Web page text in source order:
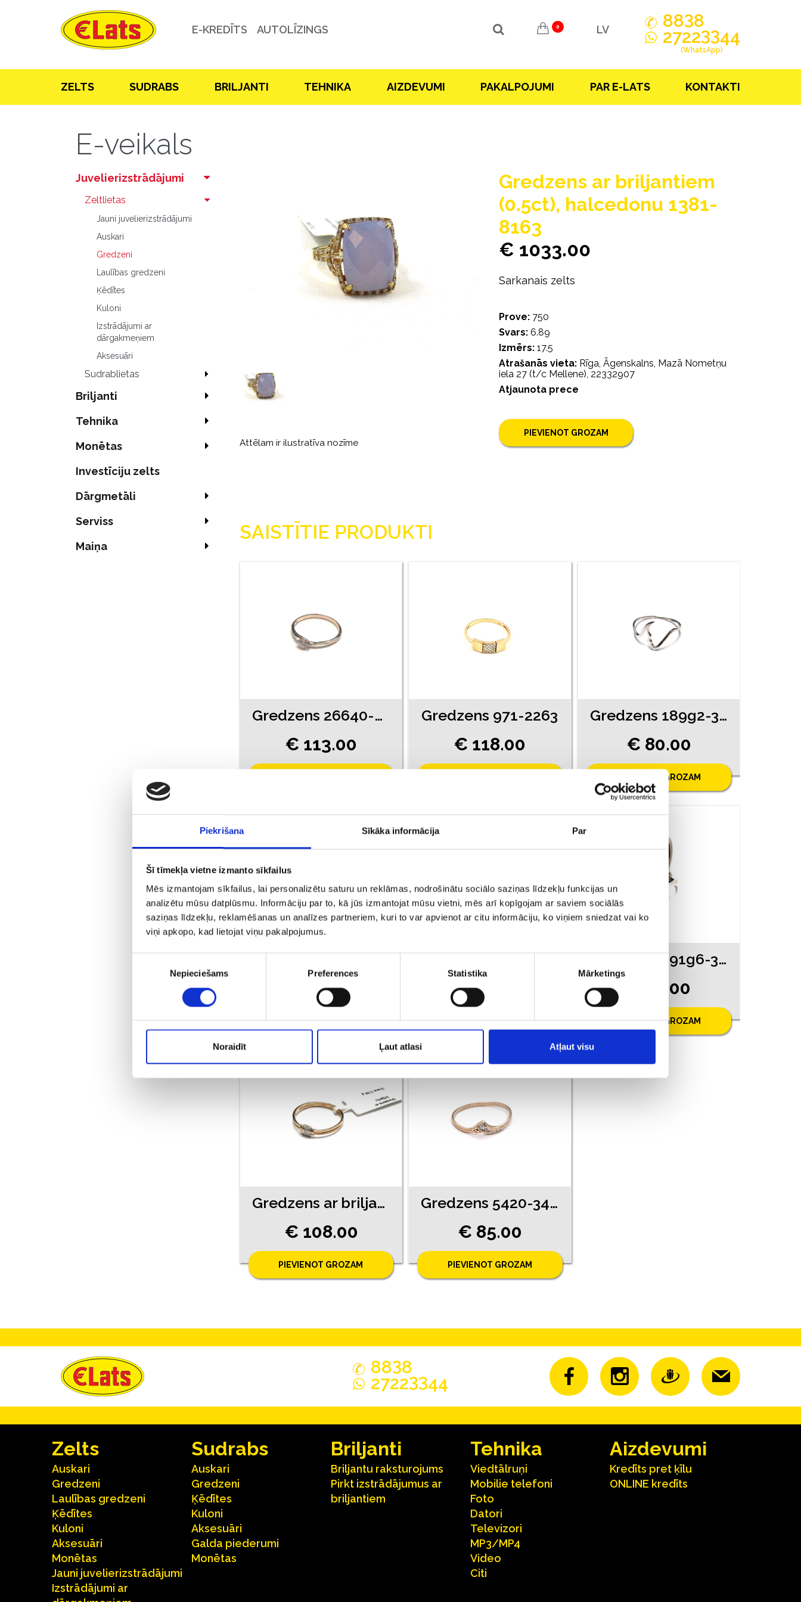
Piekrišana Sīkāka informācija Par
Šī tīmekļa vietne izmanto sīkfailus
Mēs izmantojam sīkfailus, lai personalizētu saturu un reklāmas, nodrošinātu sociālo saziņas līdzekļu funkcijas un
analizētu mūsu datplūsmu. Informāciju par to, kā jūs izmantojat mūsu vietni, mēs arī kopīgojam ar saviem sociālās
saziņas līdzekļu, reklamēšanas un analīzes partneriem, kuri to var apvienot ar citu informāciju, ko viņiem sniedzat vai ko
viņi apkopo, kad lietojat viņu pakalpojumus.
Nepieciešams Preferences Statistika Mārketings
Noraidīt Ļaut atlasi Atļaut visu
E-KREDĪTS AUTOLĪZINGS 0 LV 8838
27223344
(WhatsApp)
ZELTS SUDRABS BRILJANTI TEHNIKA AIZDEVUMI PAKALPOJUMI PAR E-LATS KONTAKTI
E-veikals
Juvelierizstrādājumi
Zeltlietas
Jauni juvelierizstrādājumi
Auskari
Gredzeni
Laulības gredzeni
Ķēdītes
Kuloni
Izstrādājumi ar
dārgakmeņiem
Aksesuāri
Sudrablietas
Briljanti
Tehnika
Monētas
Investīciju zelts
Dārgmetāli
Serviss
Maiņa
Attēlam ir ilustratīva nozīme
Gredzens ar briljantiem
(0.5ct), halcedonu 1381-
8163
€ 1033.00
Sarkanais zelts
Prove: 750
Svars: 6.89
Izmērs: 17.5
Atrašanās vieta: Rīga, Āgenskalns, Mazā Nometņu
iela 27 (t/c Mellene), 22332907
Atjaunota prece
PIEVIENOT GROZAM
SAISTĪTIE PRODUKTI
Gredzens 26640-0751
€ 113.00
Gredzens 971-2263
€ 118.00
Gredzens 189g2-3461
€ 80.00
PIEVIENOT GROZAM
Gredzens 5072-0761
€ 124.46
PIEVIENOT GROZAM
Gredzens 1990-3463
€ 115.00
PIEVIENOT GROZAM
Gredzens 191g6-3463
€ 16.00
PIEVIENOT GROZAM
Gredzens ar briljantiem (0.01ct) 3323-0763
€ 108.00
PIEVIENOT GROZAM
Gredzens 5420-3461
€ 85.00
PIEVIENOT GROZAM
8838
27223344
Zelts
Auskari
Gredzeni
Laulības gredzeni
Ķēdītes
Kuloni
Aksesuāri
Monētas
Jauni juvelierizstrādājumi
Izstrādājumi ar
Sudrabs
Auskari
Gredzeni
Ķēdītes
Kuloni
Aksesuāri
Galda piederumi
Monētas
Briljanti
Briljantu raksturojums
Pirkt izstrādājumus ar
briljantiem
Tehnika
Viedtālruņi
Mobilie telefoni
Foto
Datori
Televizori
MP3/MP4
Video
Citi
Aizdevumi
Kredīts pret ķīlu
ONLINE kredīts